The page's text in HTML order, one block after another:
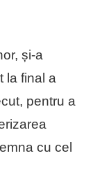
și-a
la final a
pentru a
cu cel